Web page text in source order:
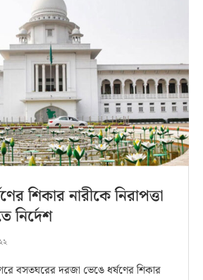
শিকার নারীকে নিরাপত্তা
নির্দেশ
বসতঘরের দরজা ভেঙে ধর্ষণের শিকার